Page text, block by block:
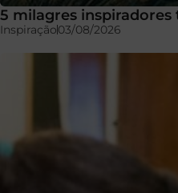
5 milagres
Inspiração03/08/2026